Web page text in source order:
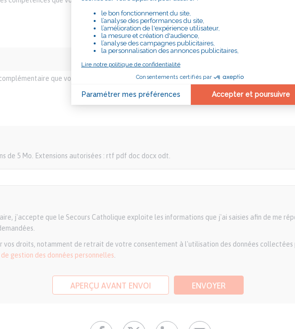
de 5 Mo. Extensions autorisées : rtf pdf doc docx odt.
j'accepte que le Secours Catholique exploite les informations que j'ai saisies afin de me
vos droits, notamment de retrait de votre consentement à l'utilisation des données
gestion des données personnelles.
APERÇU AVANT ENVOI ENVOYER